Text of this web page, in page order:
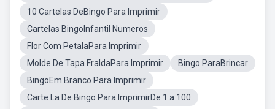
10 Cartelas DeBingo Para Imprimir
Cartelas BingoInfantil Numeros
Flor Com PetalaPara Imprimir
Molde De Tapa FraldaPara Imprimir
Bingo ParaBrincar
BingoEm Branco Para Imprimir
Carte La De Bingo Para ImprimirDe 1 a 100